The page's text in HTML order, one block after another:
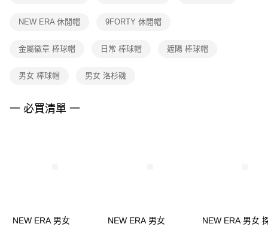
１．透過由恩沛科技股份有限公司提供之「AFTEE先享後付」服務完成之交
權轉讓予恩沛科技股份有限公司。
３．未成年的使用者請事先徵得法定代理人或監護人之同意方可使用
４．使用「AFTEE先享後付」時，將依據個別帳號之用戶狀況，依本公司即
NEW ERA 休閒帽 9FORTY 休閒帽
金屬徽章 棒球帽 日常 棒球帽 遮陽 棒球帽
男女 棒球帽 男女 洛杉磯
一 必買清單 一
NEW ERA 男女
NEW ERA 男女
NEW ERA 男女